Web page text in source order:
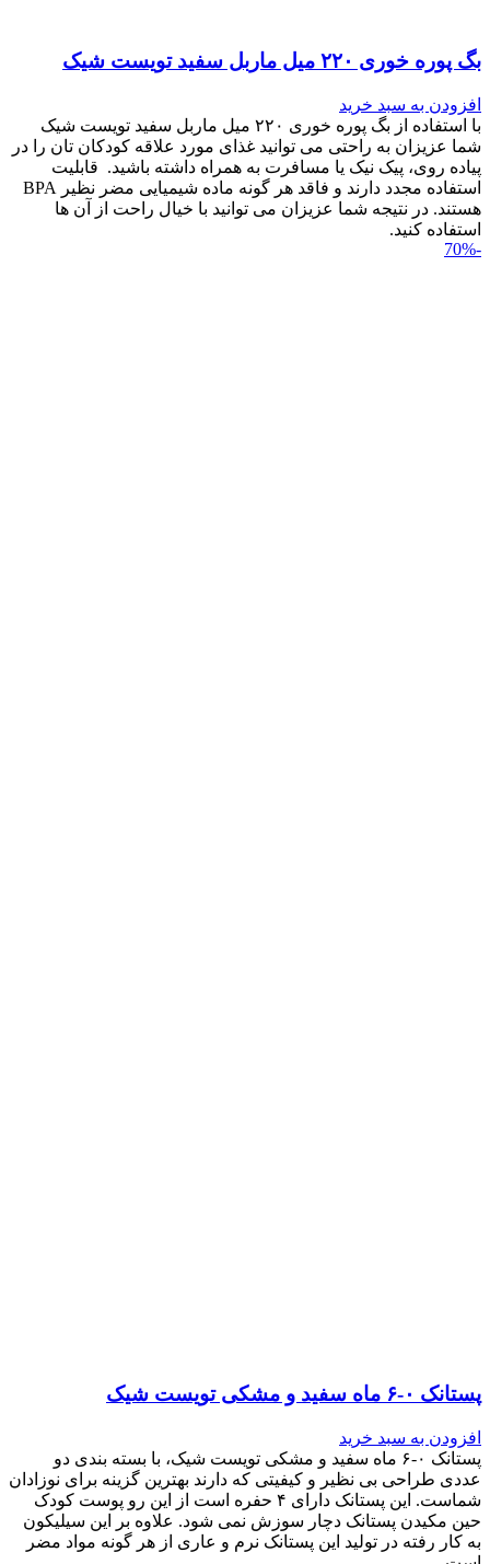
بگ پوره خوری ۲۲۰ میل ماربل سفید تویست شیک
افزودن به سبد خرید
با استفاده از بگ پوره خوری ۲۲۰ میل ماربل سفید تویست شیک
شما عزیزان به راحتی می توانید غذای مورد علاقه کودکان تان را در
پیاده روی، پیک نیک یا مسافرت به همراه داشته باشید. قابلیت
استفاده مجدد دارند و فاقد هر گونه ماده شیمیایی مضر نظیر BPA
هستند. در نتیجه شما عزیزان می توانید با خیال راحت از آن ها
استفاده کنید.
-70%
پستانک ۰-۶ ماه سفید و مشکی تویست شیک
افزودن به سبد خرید
پستانک ۰-۶ ماه سفید و مشکی تویست شیک، با بسته بندی دو
عددی طراحی بی نظیر و کیفیتی که دارند بهترین گزینه برای نوزادان
شماست. این پستانک دارای ۴ حفره است از این رو پوست کودک
حین مکیدن پستانک دچار سوزش نمی شود. علاوه بر این سیلیکون
به کار رفته در تولید این پستانک نرم و عاری از هر گونه مواد مضر